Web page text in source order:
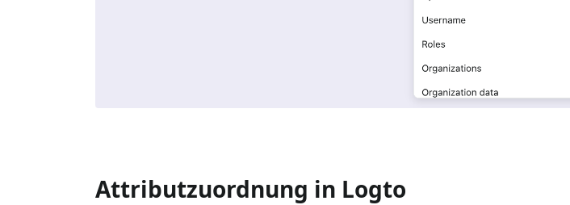
Attributzuordnung in Logto